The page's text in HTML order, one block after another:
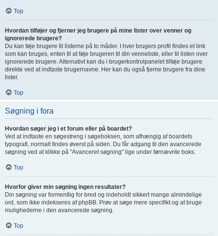
Top
Hvordan tilføjer og fjerner jeg brugere på mine lister over venner og
ignorerede brugere?
Du kan føje brugere til listerne på to måder. I hver brugers profil findes et link
som kan bruges, enten til at føje brugeren til din venneliste, eller til listen over
ignorerede brugere. Alternativt kan du i brugerkontrolpanelet tilføje brugere
direkte ved at indtaste brugernavne. Her kan du også fjerne brugere fra dine
lister.
Top
Søgning i fora
Hvordan søger jeg i et forum eller på boardet?
Ved at indtaste en søgestreng i søgeboksen, som afhængig af boardets
typografi, normalt findes øverst på siden. Du får adgang til den avancerede
søgning ved at klikke på "Avanceret søgning" lige under førnævnte boks.
Top
Hvorfor giver min søgning ingen resultater?
Din søgning var formentlig for bred og indeholdt sikkert mange almindelige
ord, som ikke indekseres af phpBB. Prøv at søge mere specifikt og at bruge
mulighederne i den avancerede søgning.
Top